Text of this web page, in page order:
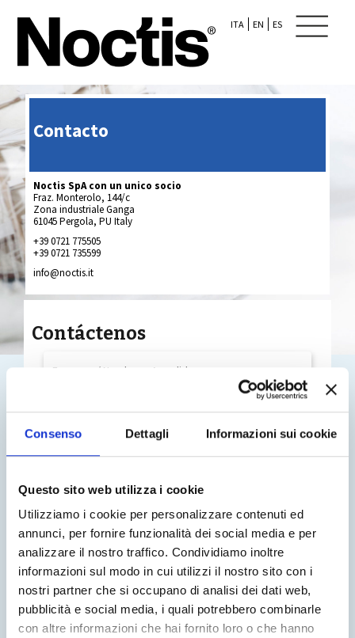
Consenso Dettagli Informazioni sui cookie
Questo sito web utilizza i cookie
Utilizziamo i cookie per personalizzare contenuti ed
annunci, per fornire funzionalità dei social media e per
analizzare il nostro traffico. Condividiamo inoltre
informazioni sul modo in cui utilizzi il nostro sito con i
nostri partner che si occupano di analisi dei dati web,
pubblicità e social media, i quali potrebbero combinarle
con altre informazioni che hai fornito loro o che hanno
ITA EN ES
Contacto
Noctis SpA con un unico socio
Fraz. Monterolo, 144/c
Zona industriale Ganga
61045 Pergola, PU Italy
+39 0721 775505
+39 0721 735599
info@noctis.it
Contáctenos